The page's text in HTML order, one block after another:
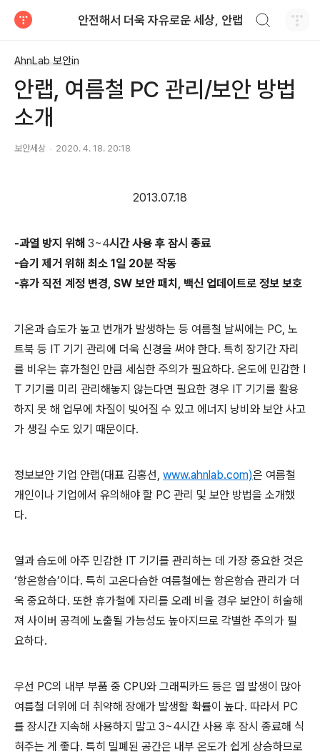
안전해서 더욱 자유로운 세상, 안랩
AhnLab 보안in
안랩, 여름철 PC 관리/보안 방법
소개
보안세상 2020. 4. 18. 20:18
2013.07.18
-과열 방지 위해 3~4시간 사용 후 잠시 종료
-습기 제거 위해 최소 1일 20분 작동
-휴가 직전 계정 변경, SW 보안 패치 , 백신 업데이트로 정보 보호
기온과 습도가 높고 번개가 발생하는 등 여름철 날씨에는 PC, 노
트북 등 IT 기기 관리에 더욱 신경을 써야 한다. 특히 장기간 자리
를 비우는 휴가철인 만큼 세심한 주의가 필요하다. 온도에 민감한 I
T 기기를 미리 관리해놓지 않는다면 필요한 경우 IT 기기를 활용
하지 못 해 업무에 차질이 빚어질 수 있고 에너지 낭비와 보안 사고
가 생길 수도 있기 때문이다.
정보보안 기업 안랩(대표 김홍선, www.ahnlab.com)은 여름철
개인이나 기업에서 유의해야 할 PC 관리 및 보안 방법을 소개했
다.
열과 습도에 아주 민감한 IT 기기를 관리하는 데 가장 중요한 것은
‘항온항습’이다. 특히 고온다습한 여름철에는 항온항습 관리가 더
욱 중요하다. 또한 휴가철에 자리를 오래 비울 경우 보안이 허술해
져 사이버 공격에 노출될 가능성도 높아지므로 각별한 주의가 필
요하다.
우선 PC의 내부 부품 중 CPU와 그래픽카드 등은 열 발생이 많아
여름철 더위에 더 취약해 장애가 발생할 확률이 높다. 따라서 PC
를 장시간 지속해 사용하지 말고 3~4시간 사용 후 잠시 종료해 식
혀주는 게 좋다. 특히 밀폐된 공간은 내부 온도가 쉽게 상승하므로